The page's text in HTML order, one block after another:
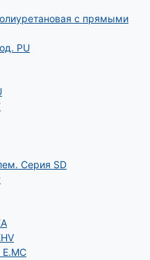
с прямыми
РU
Серия SD